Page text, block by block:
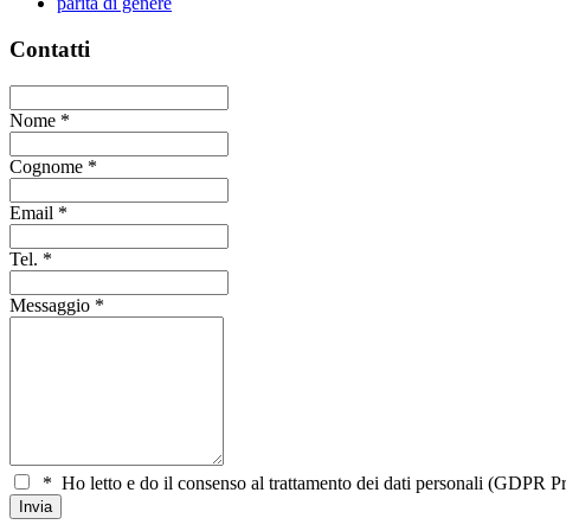
Contatti
Nome *
Cognome *
Email *
Tel. *
Messaggio *
* Ho letto e do il consenso al trattamento dei dati personali (GDPR